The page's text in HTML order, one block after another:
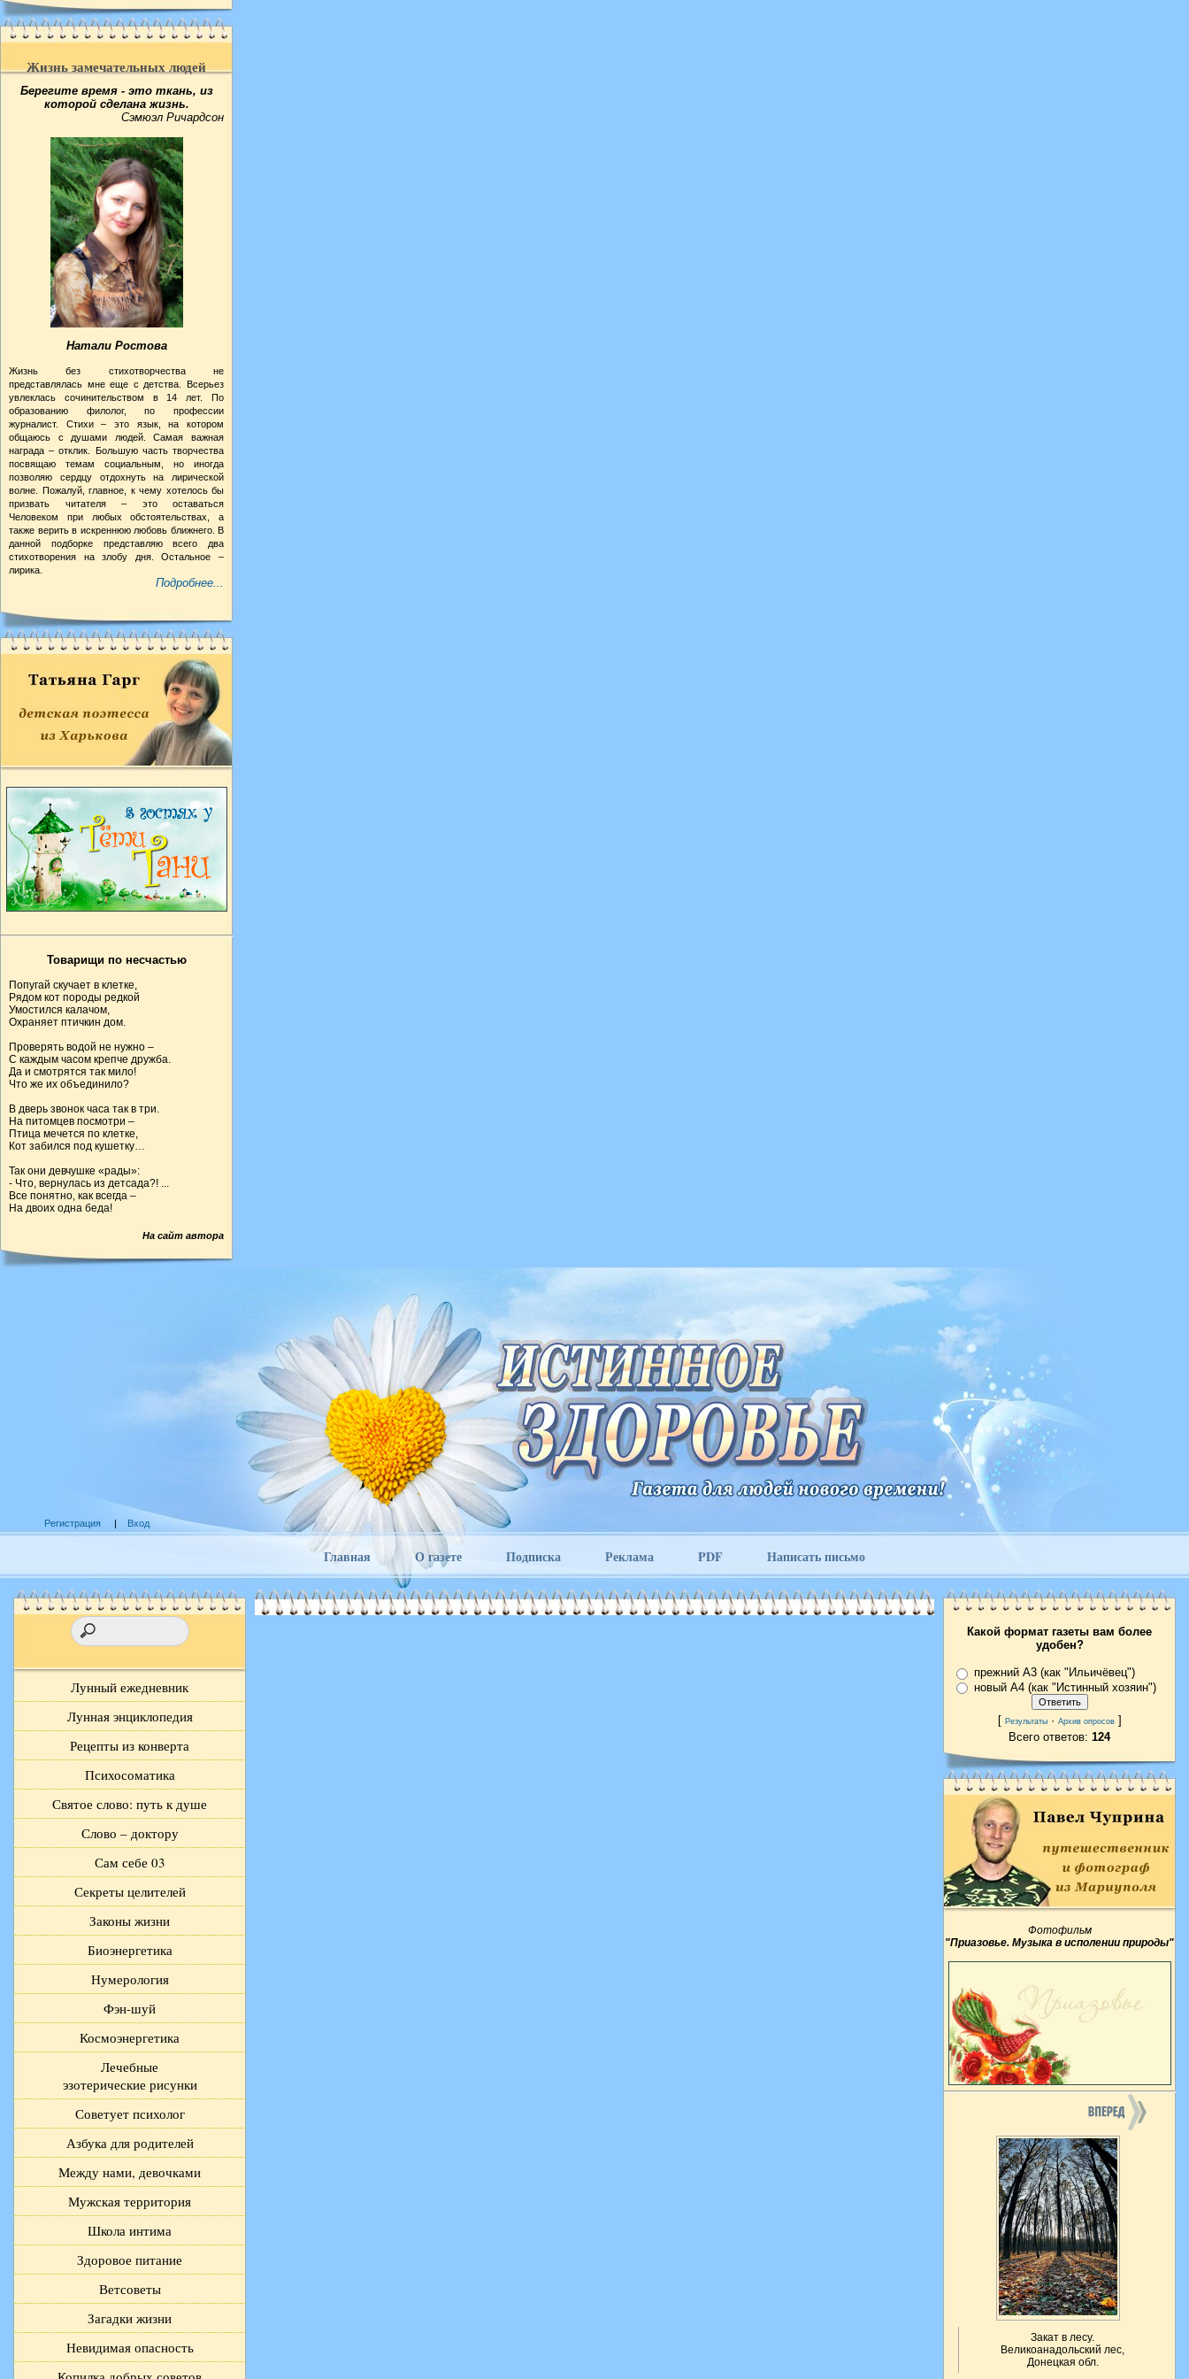
Жизнь замечательных людей
Берегите время - это ткань, из
которой сделана жизнь.
Сэмюэл Ричардсон
Натали Ростова
Жизнь без стихотворчества не
представлялась мне еще с детства. Всерьез
увлеклась сочинительством в 14 лет. По
образованию филолог, по профессии
журналист. Стихи – это язык, на котором
общаюсь с душами людей. Самая важная
награда – отклик. Большую часть творчества
посвящаю темам социальным, но иногда
позволяю сердцу отдохнуть на лирической
волне. Пожалуй, главное, к чему хотелось бы
призвать читателя – это оставаться
Человеком при любых обстоятельствах, а
также верить в искреннюю любовь ближнего. В
данной подборке представляю всего два
стихотворения на злобу дня. Остальное –
лирика.
Подробнее...
Товарищи по несчастью
Попугай скучает в клетке,
Рядом кот породы редкой
Умостился калачом,
Охраняет птичкин дом.
Проверять водой не нужно –
С каждым часом крепче дружба.
Да и смотрятся так мило!
Что же их объединило?
В дверь звонок часа так в три.
На питомцев посмотри –
Птица мечется по клетке,
Кот забился под кушетку…
Так они девчушке «рады»:
- Что, вернулась из детсада?! ...
Все понятно, как всегда –
На двоих одна беда!
На сайт автора
Регистрация Вход
Главная О газете Подписка Реклама PDF Написать письмо
Лунный ежедневник
Лунная энциклопедия
Рецепты из конверта
Психосоматика
Святое слово: путь к душе
Слово – доктору
Сам себе 03
Секреты целителей
Законы жизни
Биоэнергетика
Нумерология
Фэн-шуй
Космоэнергетика
Лечебные
эзотерические рисунки
Советует психолог
Азбука для родителей
Между нами, девочками
Мужская территория
Школа интима
Здоровое питание
Ветсоветы
Загадки жизни
Невидимая опасность
Какой формат газеты вам более
удобен?
прежний А3 (как "Ильичёвец")
новый А4 (как "Истинный хозяин")
[ Результаты· Архив опросов]
Всего ответов: 124
Фотофильм
"Приазовье. Музыка в исполении природы"
Закат в лесу.
Великоанадольский лес,
Донецкая обл.